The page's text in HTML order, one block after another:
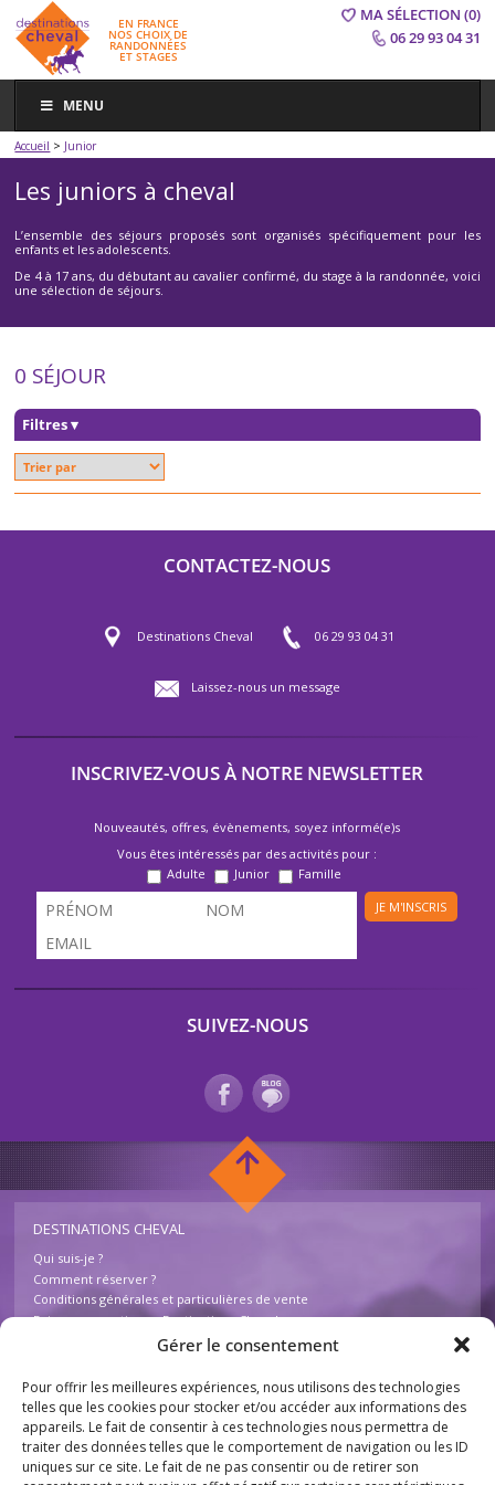
Gérer le consentement
Pour offrir les meilleures expériences, nous utilisons des technologies
telles que les cookies pour stocker et/ou accéder aux informations des
appareils. Le fait de consentir à ces technologies nous permettra de
traiter des données telles que le comportement de navigation ou les ID
uniques sur ce site. Le fait de ne pas consentir ou de retirer son
EN FRANCE
NOS CHOIX DE
RANDONNÉES
ET STAGES
MA SÉLECTION (0)
06 29 93 04 31
MENU
Accueil > Junior
Les juniors à cheval
L’ensemble des séjours proposés sont organisés spécifiquement pour les
enfants et les adolescents.
De 4 à 17 ans, du débutant au cavalier confirmé, du stage à la randonnée, voici
une sélection de séjours.
0 SÉJOUR
Filtres▾
CONTACTEZ-NOUS
Destinations Cheval 06 29 93 04 31
Laissez-nous un message
INSCRIVEZ-VOUS À NOTRE NEWSLETTER
Nouveautés, offres, évènements, soyez informé(e)s
Vous êtes intéressés par des activités pour :
Adulte
Junior
Famille
JE M'INSCRIS
SUIVEZ-NOUS
DESTINATIONS CHEVAL
Qui suis-je ?
Comment réserver ?
Conditions générales et particulières de vente
Foire aux questions – Destinations Cheval
INFOS
Mentions légales
Plan du site
Destinations Cheval